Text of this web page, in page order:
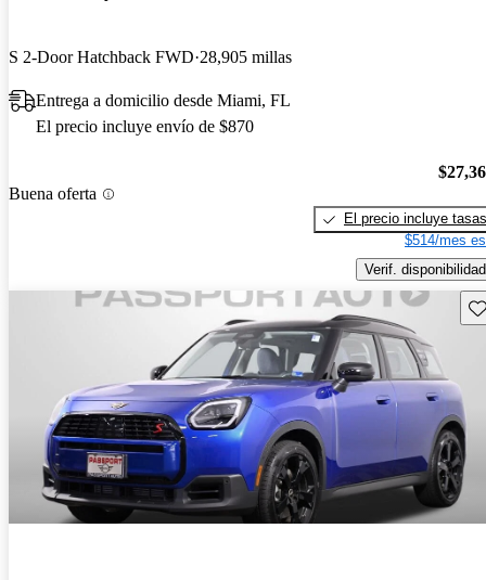
S 2-Door Hatchback FWD 28,905 millas
Entrega a domicilio desde Miami, FL
El precio incluye envío de $870
Buena oferta
El precio incluye tasas
$514/mes
Verif. disponibilidad